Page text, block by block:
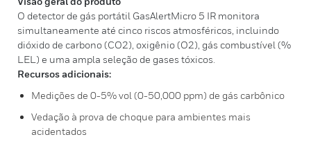
O detector de gás portátil GasAlertMicro 5 IR monitora
simultaneamente até cinco riscos atmosféricos, incluindo
dióxido de carbono (CO2), oxigênio (O2), gás combustível (%
LEL) e uma ampla seleção de gases tóxicos.
Recursos adicionais:
Medições de 0-5% vol (0-50,000 ppm) de gás carbônico
Vedação à prova de choque para ambientes mais
acidentados